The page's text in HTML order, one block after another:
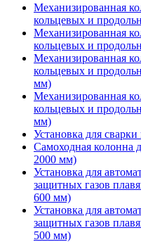
Механизированная
кольцевых и
Механизированная
кольцевых и
Механизированная
кольцевых и
мм)
Механизированная
кольцевых и
мм)
Установка для
Самоходная колонна
2000 мм)
Установка для
защитных газов
600 мм)
Установка для
защитных газов
500 мм)